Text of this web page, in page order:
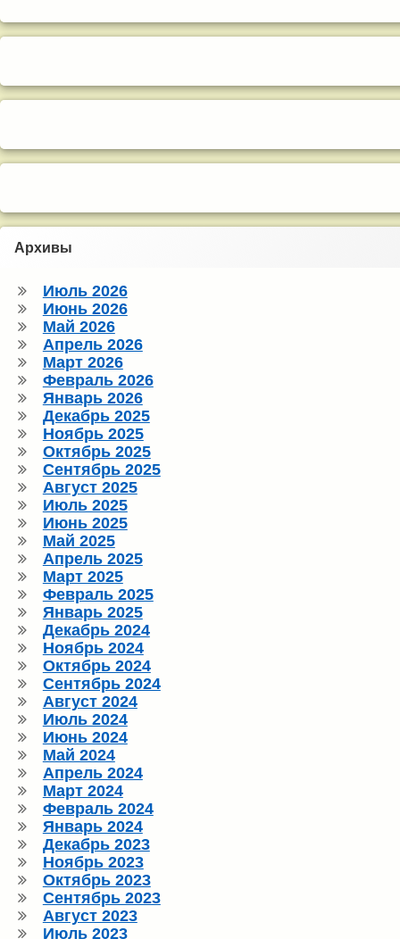
Архивы
Июль 2026
Июнь 2026
Май 2026
Апрель 2026
Март 2026
Февраль 2026
Январь 2026
Декабрь 2025
Ноябрь 2025
Октябрь 2025
Сентябрь 2025
Август 2025
Июль 2025
Июнь 2025
Май 2025
Апрель 2025
Март 2025
Февраль 2025
Январь 2025
Декабрь 2024
Ноябрь 2024
Октябрь 2024
Сентябрь 2024
Август 2024
Июль 2024
Июнь 2024
Май 2024
Апрель 2024
Март 2024
Февраль 2024
Январь 2024
Декабрь 2023
Ноябрь 2023
Октябрь 2023
Сентябрь 2023
Август 2023
Июль 2023